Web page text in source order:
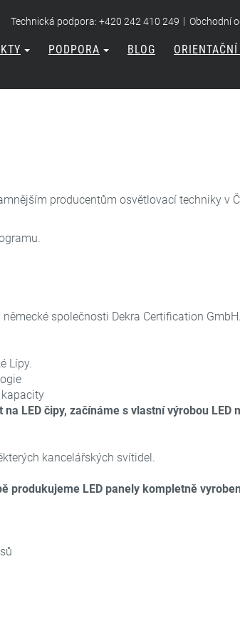
Technická podpora: +420 242 410 249 | Obchodní
PODPORA BLOG
producentům osvětlovací techniky v
společnosti Dekra Certification GmbH.
Lípy.
LED čipy, začínáme s vlastní výrobou LED
kancelářských svítidel.
produkujeme LED panely kompletně